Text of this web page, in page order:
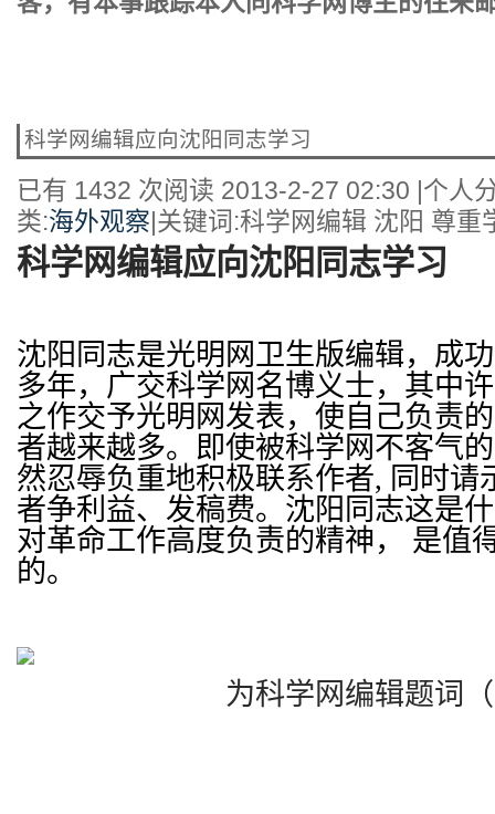
科学网编辑应向沈阳同志学习
已有 1432 次阅读 2013-2-27 02:30 |个人
类:海外观察|关键词:科学网编辑 沈阳 尊重
科学网编辑应向沈阳同志学习
沈阳同志是光明网卫生版编辑，成
多年，广交科学网名博义士，其中
之作交予光明网发表，使自己负责
者越来越多。即使被科学网不客气
然忍辱负重地积极联系作者, 同时请
者争利益、发稿费。沈阳同志这是
对革命工作高度负责的精神，
是值
的。
为科学网编辑题词（